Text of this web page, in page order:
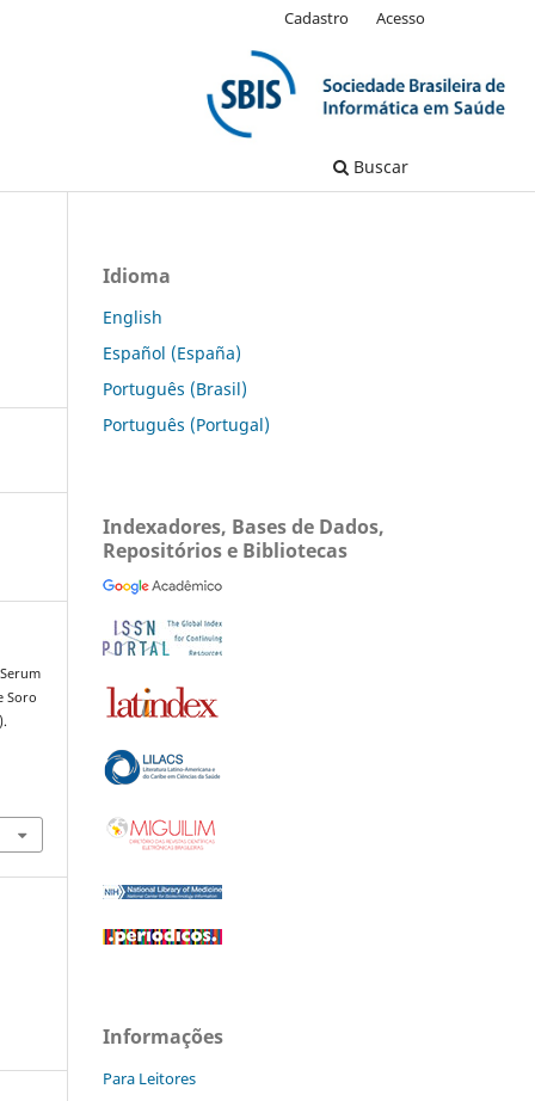
Buscar
Cadastro Acesso
Soro
Idioma
English
Español (España)
Português (Brasil)
Português (Portugal)
Indexadores, Bases de Dados,
Repositórios e Bibliotecas
Informações
Para Leitores